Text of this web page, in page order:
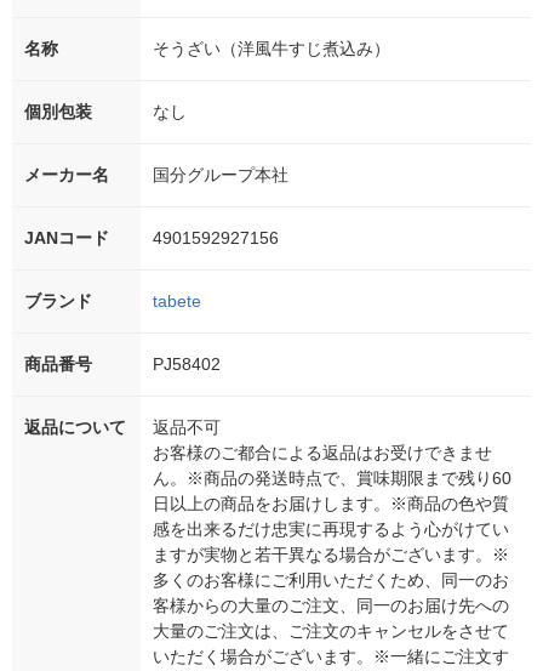
名称 そうざい（洋風牛すじ煮込み）
個別包装 なし
メーカー名 国分グループ本社
JANコード 4901592927156
ブランド tabete
商品番号 PJ58402
返品について
返品不可
お客様のご都合による返品はお受けできませ
ん。※商品の発送時点で、賞味期限まで残り60
日以上の商品をお届けします。※商品の色や質
感を出来るだけ忠実に再現するよう心がけてい
ますが実物と若干異なる場合がございます。※
多くのお客様にご利用いただくため、同一のお
客様からの大量のご注文、同一のお届け先への
大量のご注文は、ご注文のキャンセルをさせて
いただく場合がございます。※一緒にご注文す